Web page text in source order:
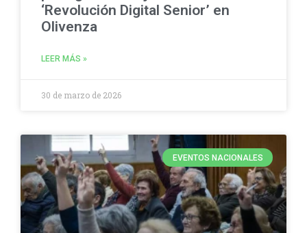
‘Revolución Digital Senior’ en
Olivenza
LEER MÁS »
30 de marzo de 2026
EVENTOS NACIONALES